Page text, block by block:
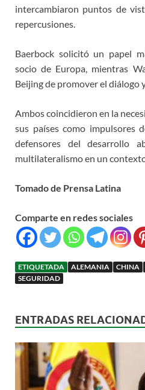
intercambiaron puntos de
repercusiones.
Baerbock solicitó un papel
socio de Europa, mientras
Beijing de promover el diálogo
Ambos coincidieron en la
sus países como impulsores
defensores del desarrollo
multilateralismo en un
Tomado de Prensa Latina
Comparte en redes sociales
ETIQUETADA ALEMANIA CHINA
SEGURIDAD
ENTRADAS